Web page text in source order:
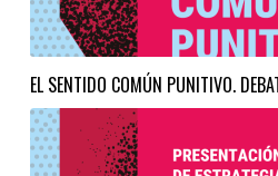
EL SENTIDO COMÚN PUNITIVO.